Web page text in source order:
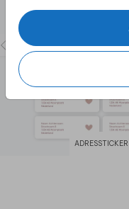
ADRESSTICKER